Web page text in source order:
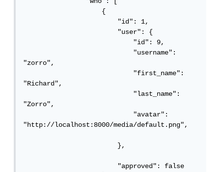
                    {
                        "id": 1,
                        "user": {
                            "id": 9,
                            "username":
"zorro",
                            "first_name":
"Richard",
                            "last_name":
"Zorro",
                            "avatar":
"http://localhost:8000/media/default.png",
                        },
                        "approved": false